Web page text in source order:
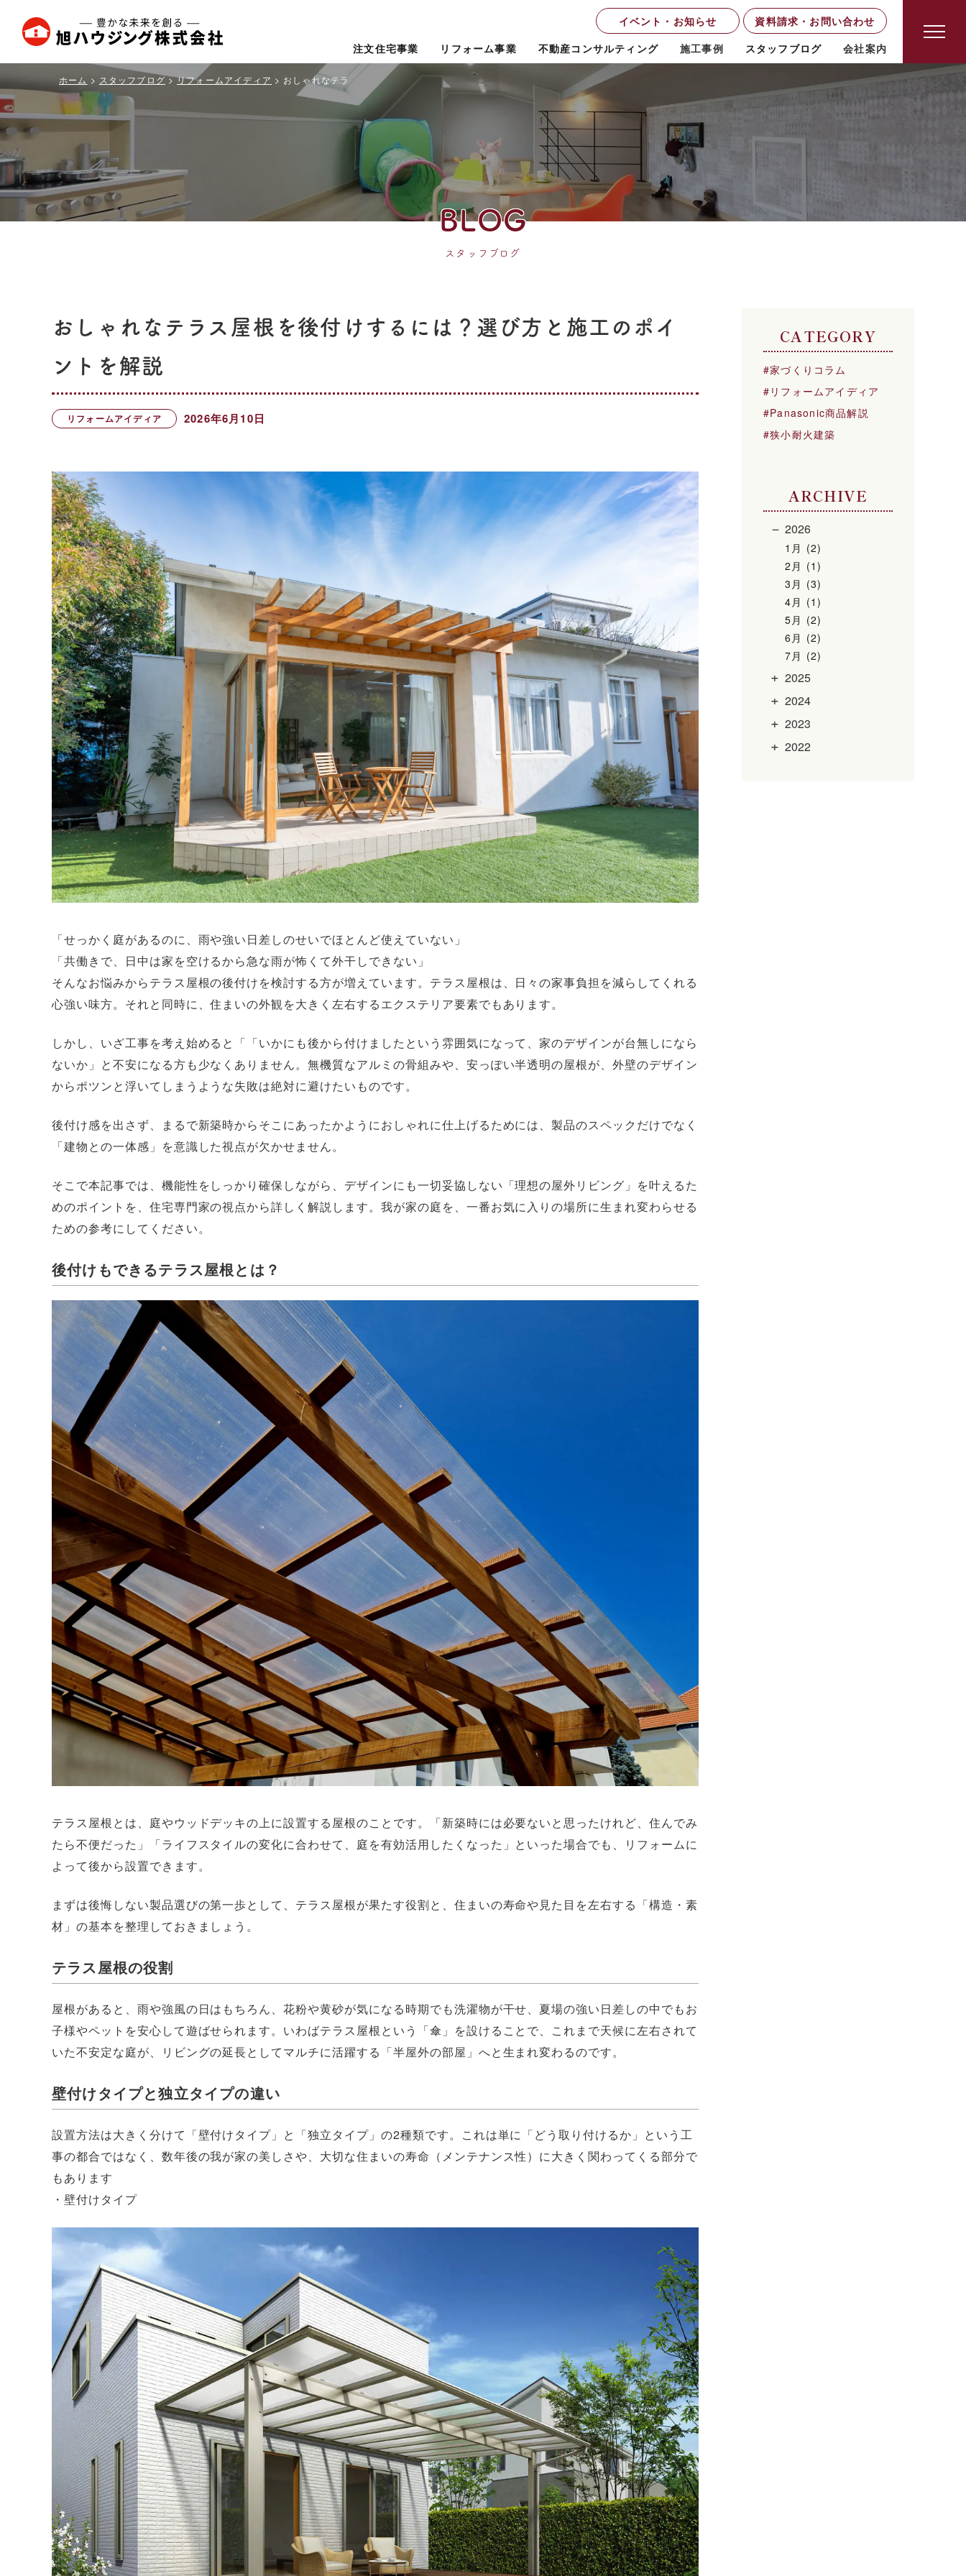
旭
ハ
ウ
ジ
グ
式
会
社
イベント・お知らせ
資料請求・お問い合わせ
注文住宅事業
リフォーム事業 不動産コンサルティング 施工事例 スタッフブログ 会社案内
ホーム スタッフブログ リフォームアイディア おしゃれなテラス屋根を後付けするには？選び方と施工のポイントを解説
BLOG
スタッフブログ
CATEGORY
家づくりコラム
リフォームアイディア
Panasonic商品解説
狭小耐火建築
ARCHIVE
2026
1月 (2)
2月 (1)
3月 (3)
4月 (1)
5月 (2)
6月 (2)
7月 (2)
2025
2024
2023
2022
おしゃれなテラス屋根を後付けするには？選び方と施工のポイ
ントを解説
リフォームアイディア 2026年6月10日
「せっかく庭があるのに、雨や強い日差しのせいでほとんど使えていない」
「共働きで、日中は家を空けるから急な雨が怖くて外干しできない」
そんなお悩みからテラス屋根の後付けを検討する方が増えています。テラス屋根は、日々の家事負担を減らしてくれる
心強い味方。それと同時に、住まいの外観を大きく左右するエクステリア要素でもあります。
しかし、いざ工事を考え始めると「「いかにも後から付けましたという雰囲気になって、家のデザインが台無しになら
ないか」と不安になる方も少なくありません。無機質なアルミの骨組みや、安っぽい半透明の屋根が、外壁のデザイン
からポツンと浮いてしまうような失敗は絶対に避けたいものです。
後付け感を出さず、まるで新築時からそこにあったかようにおしゃれに仕上げるためには、製品のスペックだけでなく
「建物との一体感」を意識した視点が欠かせません。
そこで本記事では、機能性をしっかり確保しながら、デザインにも一切妥協しない「理想の屋外リビング」を叶えるた
めのポイントを、住宅専門家の視点から詳しく解説します。我が家の庭を、一番お気に入りの場所に生まれ変わらせる
ための参考にしてください。
後付けもできるテラス屋根とは？
テラス屋根とは、庭やウッドデッキの上に設置する屋根のことです。「新築時には必要ないと思ったけれど、住んでみ
たら不便だった」「ライフスタイルの変化に合わせて、庭を有効活用したくなった」といった場合でも、リフォームに
よって後から設置できます。
まずは後悔しない製品選びの第一歩として、テラス屋根が果たす役割と、住まいの寿命や見た目を左右する「構造・素
材」の基本を整理しておきましょう。
テラス屋根の役割
屋根があると、雨や強風の日はもちろん、花粉や黄砂が気になる時期でも洗濯物が干せ、夏場の強い日差しの中でもお
子様やペットを安心して遊ばせられます。いわばテラス屋根という「傘」を設けることで、これまで天候に左右されて
いた不安定な庭が、リビングの延長としてマルチに活躍する「半屋外の部屋」へと生まれ変わるのです。
壁付けタイプと独立タイプの違い
設置方法は大きく分けて「壁付けタイプ」と「独立タイプ」の2種類です。これは単に「どう取り付けるか」という工
事の都合ではなく、数年後の我が家の美しさや、大切な住まいの寿命（メンテナンス性）に大きく関わってくる部分で
もあります
・壁付けタイプ